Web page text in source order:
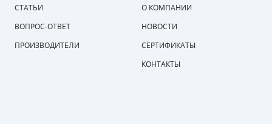
СТАТЬИ
ВОПРОС-ОТВЕТ
ПРОИЗВОДИТЕЛИ
О КОМПАНИИ
НОВОСТИ
СЕРТИФИКАТЫ
КОНТАКТЫ